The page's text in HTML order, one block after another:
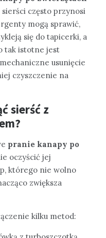
często przynosi
mogą sprawić,
się do tapicerki, a
tak istotne jest
usunięcie
czyszczenie na
sierść z
pranie kanapy po
oczyścić jej
którego nie wolno
zwiększa
kilku metod: